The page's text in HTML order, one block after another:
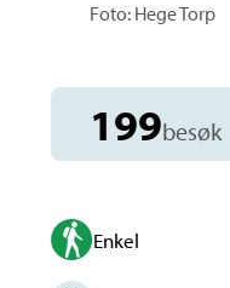
Foto: Hege Torp
199besøk
Enkel